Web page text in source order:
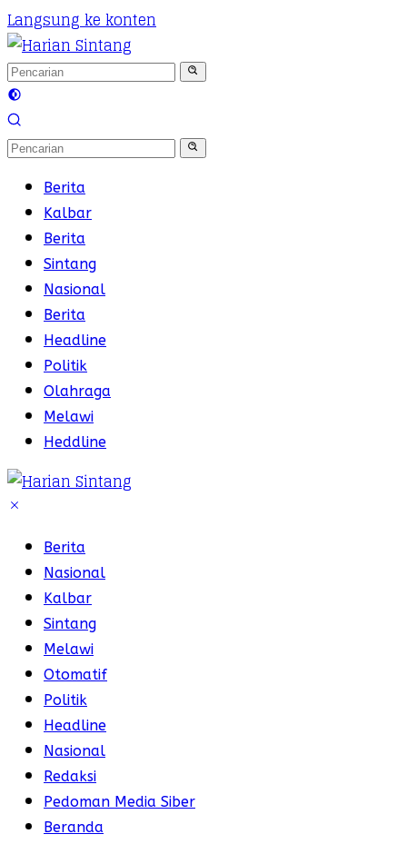
Langsung ke konten
Berita
Kalbar
Berita
Sintang
Nasional
Berita
Headline
Politik
Olahraga
Melawi
Heddline
Berita
Nasional
Kalbar
Sintang
Melawi
Otomatif
Politik
Headline
Nasional
Redaksi
Pedoman Media Siber
Beranda